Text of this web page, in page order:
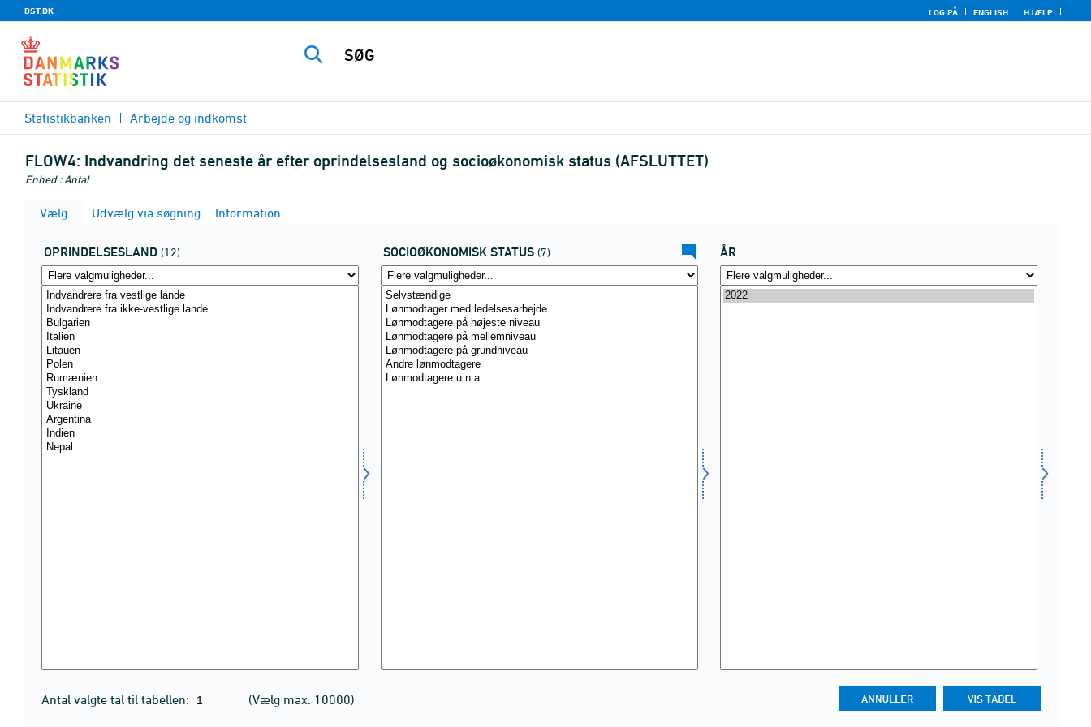
DST.DK LOG PÅ ENGLISH HJÆLP
Statistikbanken Arbejde og indkomst
FLOW4: Indvandring det seneste år efter oprindelsesland og socioøkonomisk status (AFSLUTTET)
Enhed : Antal
Vælg Udvælg via søgning Information
OPRINDELSESLAND (12) SOCIOØKONOMISK STATUS (7) ÅR
Antal valgte tal til tabellen: (Vælg max. 10000)